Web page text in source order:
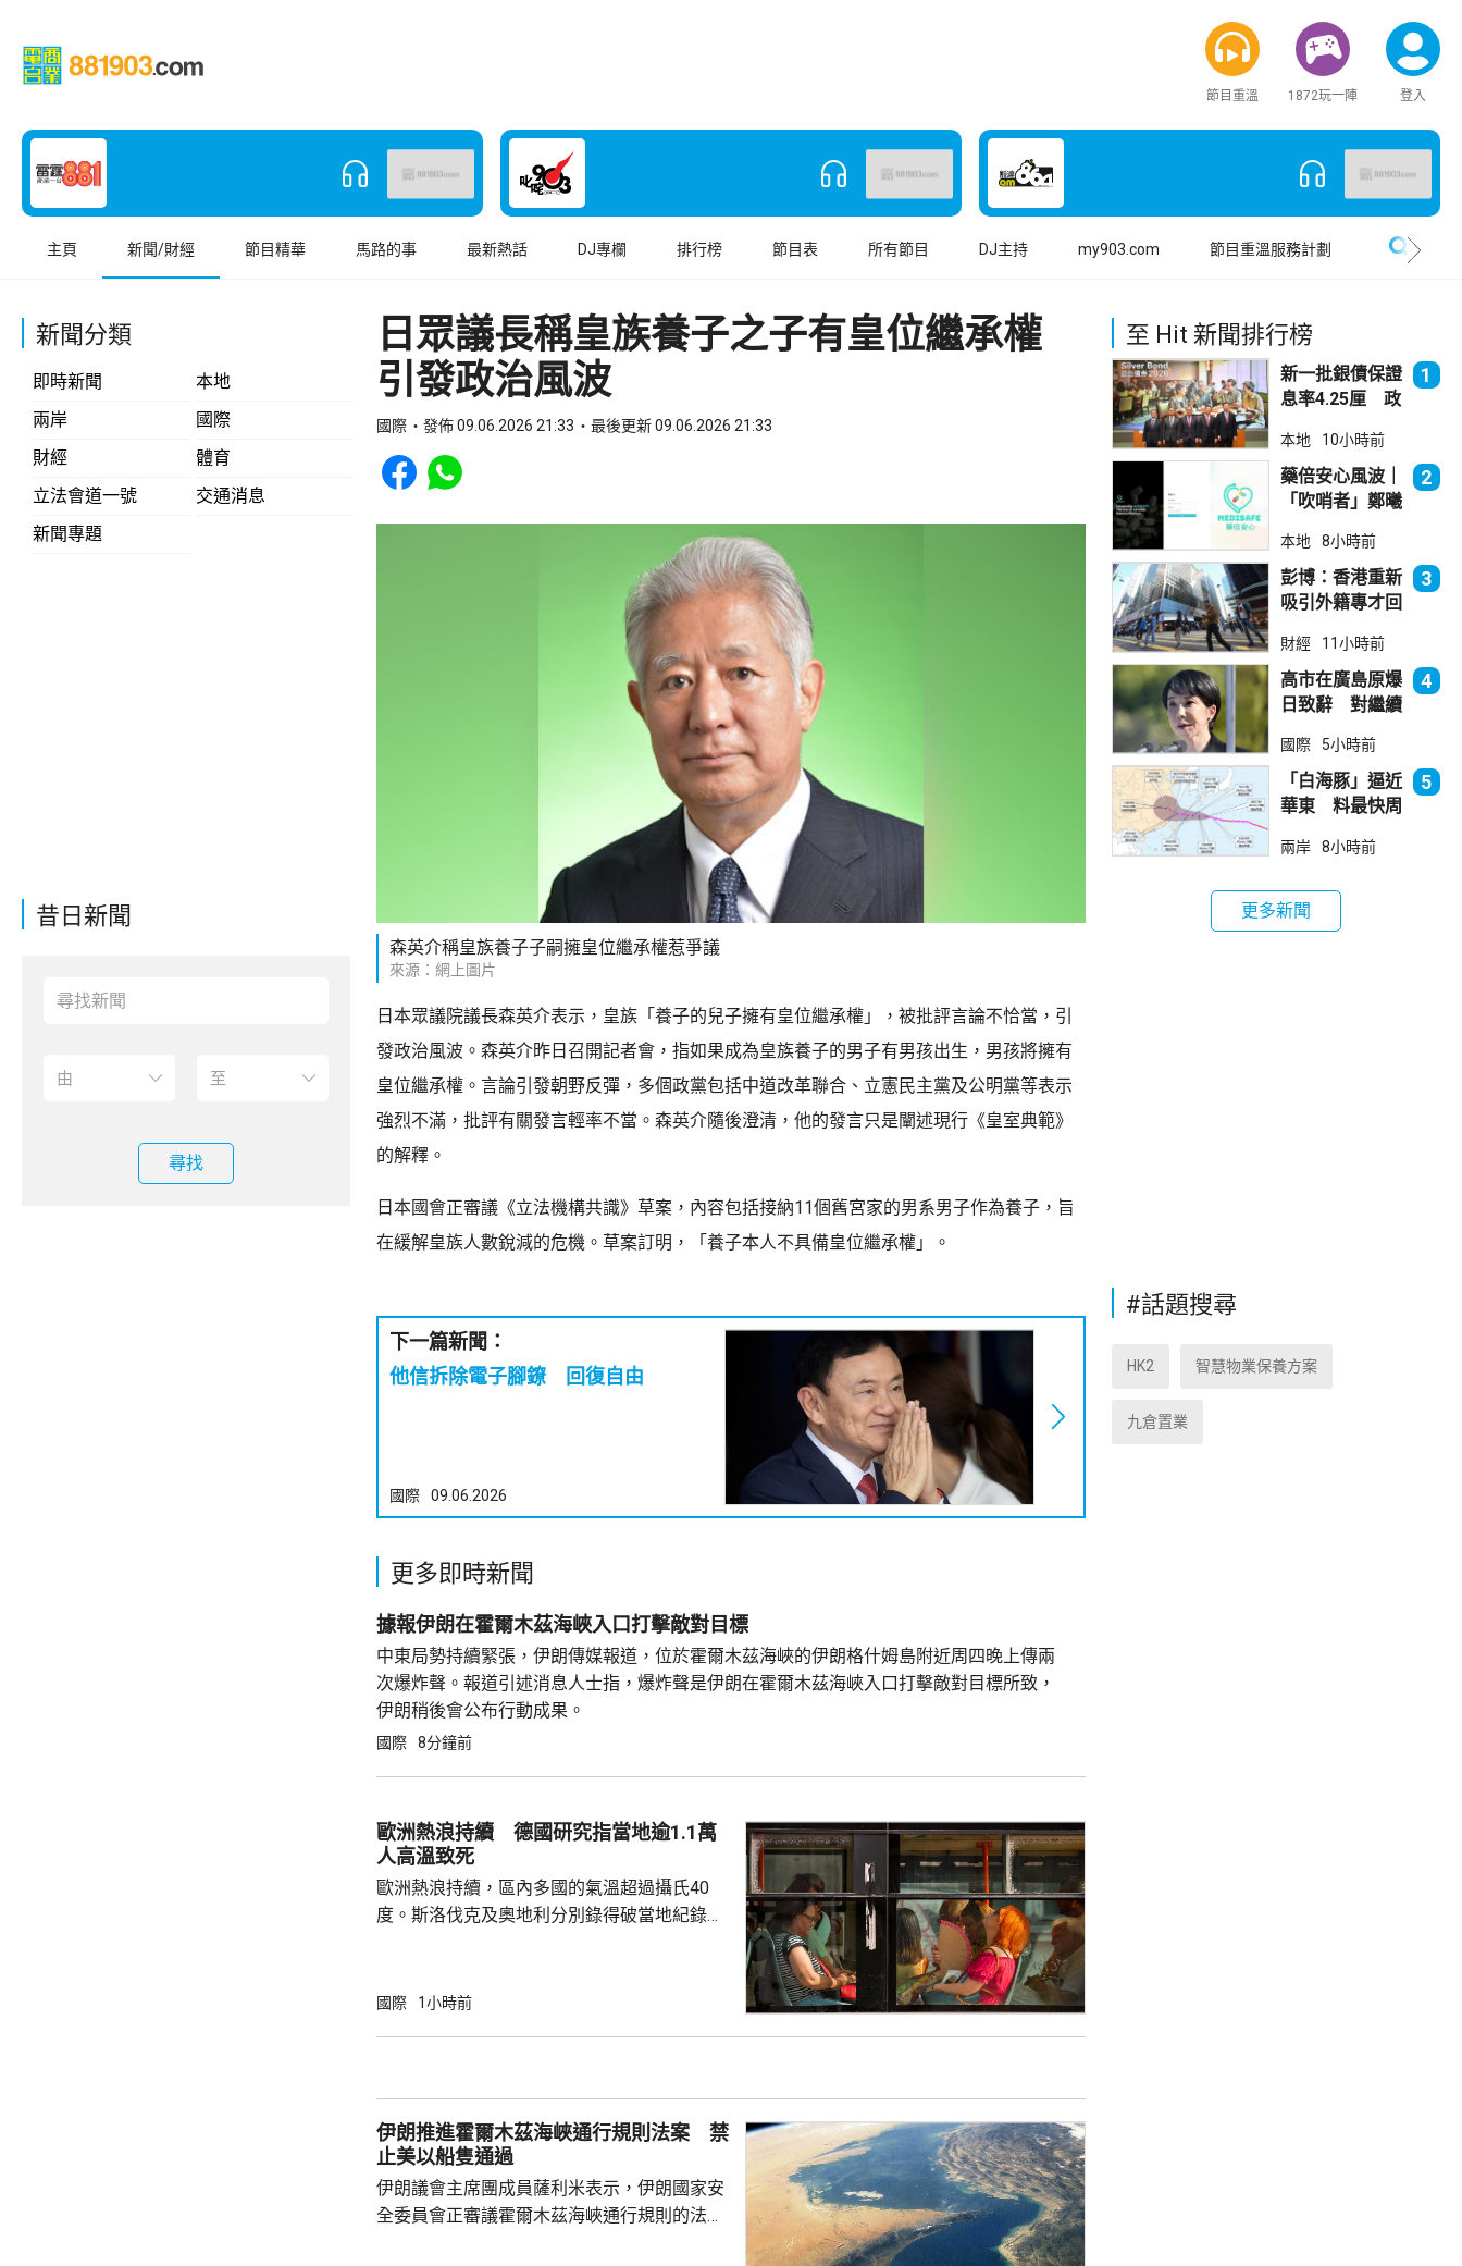
節目重溫 1872玩一陣 登入
主頁 新聞/財經 節目精華 馬路的事 最新熱話 DJ專欄 排行榜 節目表 所有節目 DJ主持 my903.com 節目重溫服務計劃
新聞分類
即時新聞
本地
兩岸
國際
財經
體育
立法會道一號
交通消息
新聞專題
昔日新聞
尋找
日眾議長稱皇族養子之子有皇位繼承權
引發政治風波
國際 發佈 09.06.2026 21:33 最後更新 09.06.2026 21:33
Share to Facebook
Share to WhatsApp
森英介稱皇族養子子嗣擁皇位繼承權惹爭議
來源：網上圖片
日本眾議院議長森英介表示，皇族「養子的兒子擁有皇位繼承權」，被批評言論不恰當，引
發政治風波。森英介昨日召開記者會，指如果成為皇族養子的男子有男孩出生，男孩將擁有
皇位繼承權。言論引發朝野反彈，多個政黨包括中道改革聯合、立憲民主黨及公明黨等表示
強烈不滿，批評有關發言輕率不當。森英介隨後澄清，他的發言只是闡述現行《皇室典範》
的解釋。
日本國會正審議《立法機構共識》草案，內容包括接納11個舊宮家的男系男子作為養子，旨
在緩解皇族人數銳減的危機。草案訂明，「養子本人不具備皇位繼承權」。
下一篇新聞：
他信拆除電子腳鐐 回復自由
國際 09.06.2026
更多即時新聞
據報伊朗在霍爾木茲海峽入口打擊敵對目標
中東局勢持續緊張，伊朗傳媒報道，位於霍爾木茲海峽的伊朗格什姆島附近周四晚上傳兩
次爆炸聲。報道引述消息人士指，爆炸聲是伊朗在霍爾木茲海峽入口打擊敵對目標所致，
伊朗稍後會公布行動成果。
國際 8分鐘前
歐洲熱浪持續 德國研究指當地逾1.1萬
人高溫致死
歐洲熱浪持續，區內多國的氣溫超過攝氏40
度。斯洛伐克及奧地利分別錄得破當地紀錄的
死，打破2016年以來當地的相關死亡人數紀
國際 1小時前
伊朗推進霍爾木茲海峽通行規則法案 禁
止美以船隻通過
伊朗議會主席團成員薩利米表示，伊朗國家安
全委員會正審議霍爾木茲海峽通行規則的法案
至 Hit 新聞排行榜
新一批銀債保證
息率4.25厘 政
吸引力
1
本地 10小時前
藥倍安心風波｜
「吹哨者」鄭曦
進行刑事調查
2
本地 8小時前
彭博：香港重新
吸引外籍專才回
3
財經 11小時前
高市在廣島原爆
日致辭 對繼續
含糊其辭
4
國際 5小時前
「白海豚」逼近
華東 料最快周
5
兩岸 8小時前
更多新聞
#話題搜尋
HK2 智慧物業保養方案
九倉置業